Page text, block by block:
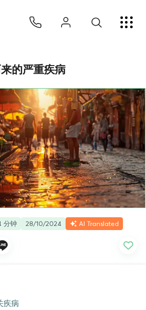
的严重疾病
分钟 28/10/2024 AI Translated
疾病